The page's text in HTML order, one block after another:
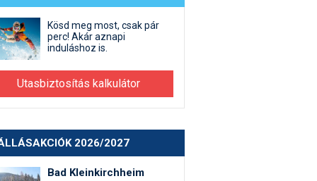
Kösd meg most, csak pár
perc! Akár aznapi
induláshoz is.
Utasbiztosítás kalkulátor
2026/2027
Bad Kleinkirchheim